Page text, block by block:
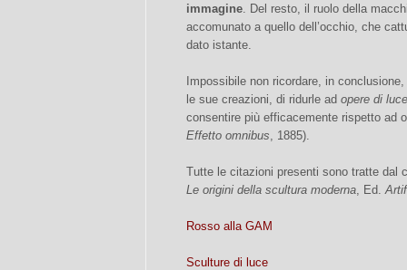
immagine. Del resto, il ruolo della
accomunato a quello dell’occhio, che
dato istante.
Impossibile non ricordare, in
le sue creazioni, di ridurle ad opere di luce
consentire più efficacemente rispetto ad
Effetto omnibus, 1885).
Tutte le citazioni presenti sono tratte dal
Le origini della scultura moderna, Ed.
Rosso alla GAM
Sculture di luce